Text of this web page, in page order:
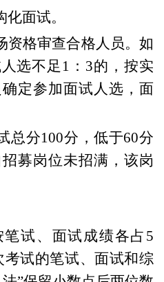
化面试。
资格审查合格人员。如
选不足 1：3的，按实
定参加面试人选 ，面
总分100分，低于60分
招募岗位未招满，该岗
试、面试成绩各占5
考试的笔试、面试和综